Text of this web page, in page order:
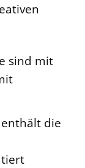
sind mit
die